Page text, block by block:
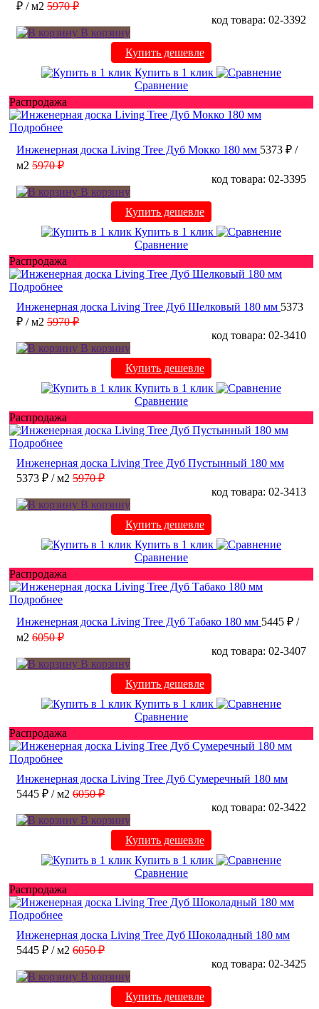
₽ / м2 5970 ₽
код товара: 02-3392
В корзину
Купить дешевле
Купить в 1 клик
Сравнение
Распродажа
Подробнее
Инженерная доска Living Tree Дуб Мокко 180 мм 5373 ₽ /
м2 5970 ₽
код товара: 02-3395
В корзину
Купить дешевле
Купить в 1 клик
Сравнение
Распродажа
Подробнее
Инженерная доска Living Tree Дуб Шелковый 180 мм 5373
₽ / м2 5970 ₽
код товара: 02-3410
В корзину
Купить дешевле
Купить в 1 клик
Сравнение
Распродажа
Подробнее
Инженерная доска Living Tree Дуб Пустынный 180 мм
5373 ₽ / м2 5970 ₽
код товара: 02-3413
В корзину
Купить дешевле
Купить в 1 клик
Сравнение
Распродажа
Подробнее
Инженерная доска Living Tree Дуб Табако 180 мм 5445 ₽ /
м2 6050 ₽
код товара: 02-3407
В корзину
Купить дешевле
Купить в 1 клик
Сравнение
Распродажа
Подробнее
Инженерная доска Living Tree Дуб Сумеречный 180 мм
5445 ₽ / м2 6050 ₽
код товара: 02-3422
В корзину
Купить дешевле
Купить в 1 клик
Сравнение
Распродажа
Подробнее
Инженерная доска Living Tree Дуб Шоколадный 180 мм
5445 ₽ / м2 6050 ₽
код товара: 02-3425
В корзину
Купить дешевле